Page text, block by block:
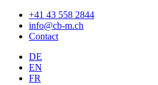
+41 43 558 2844
info@cb-m.ch
Contact
DE
EN
FR